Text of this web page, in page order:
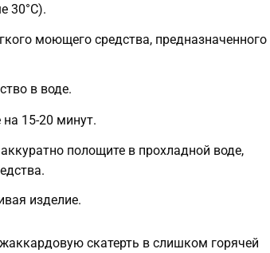
30°C).
моющего средства, предназначенного
в воде.
на 15-20 минут.
полощите в прохладной воде,
изделие.
скатерть в слишком горячей